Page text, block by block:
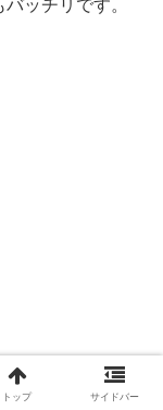
ッチリです。
トップ サイドバー